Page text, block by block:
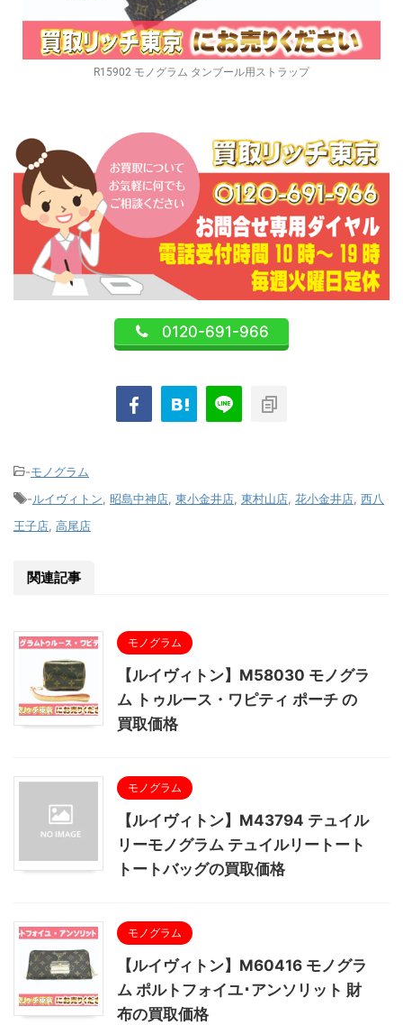
R15902 モノグラム タンブール用ストラップ
0120-691-966
-モノグラム
-ルイヴィトン 昭島中神店 東小金井店 東村山店 花小金井店 西八
王子店 高尾店
関連記事
モノグラム
【ルイヴィトン】M58030 モノグラ
ム トゥルース・ワピティ ポーチ の
買取価格
モノグラム
【ルイヴィトン】M43794 テュイル
リーモノグラム テュイルリートート
トートバッグの買取価格
モノグラム
【ルイヴィトン】M60416 モノグラ
ム ポルトフォイユ･アンソリット 財
布の買取価格